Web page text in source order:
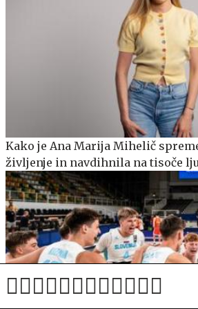
Kako je Ana Marija Mihelič
življenje in navdihnila na tisoče